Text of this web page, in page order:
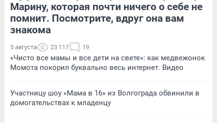
Марину, которая почти ничего о себе не
помнит. Посмотрите, вдруг она вам
знакома
5 августа 23 117 19
«Чисто все мамы и все дети на свете»: как медвежонок
Момота покорил буквально весь интернет. Видео
Участницу шоу «Мама в 16» из Волгограда обвинили в
домогательствах к младенцу